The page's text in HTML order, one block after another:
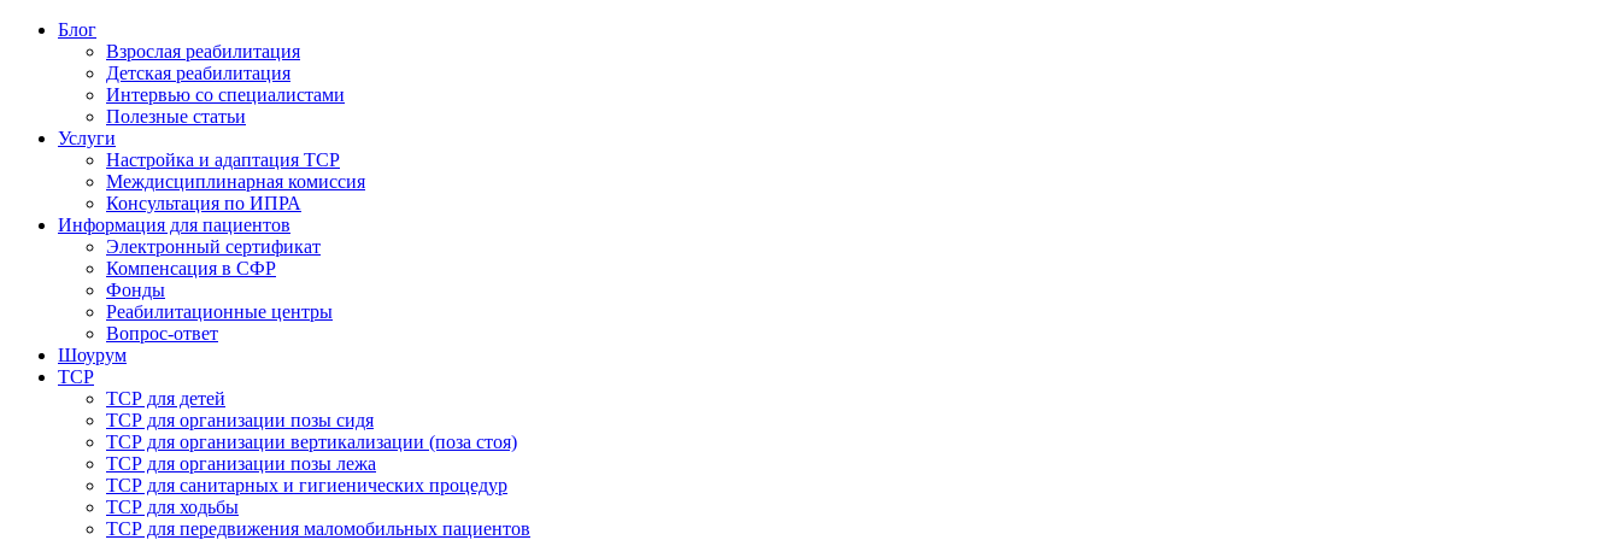
Блог
Взрослая реабилитация
Детская реабилитация
Интервью со специалистами
Полезные статьи
Услуги
Настройка и адаптация ТСР
Междисциплинарная комиссия
Консультация по ИПРА
Информация для пациентов
Электронный сертификат
Компенсация в СФР
Фонды
Реабилитационные центры
Вопрос-ответ
Шоурум
ТСР
ТСР для детей
ТСР для организации позы сидя
ТСР для организации вертикализации (поза стоя)
ТСР для организации позы лежа
ТСР для санитарных и гигиенических процедур
ТСР для ходьбы
ТСР для передвижения маломобильных пациентов